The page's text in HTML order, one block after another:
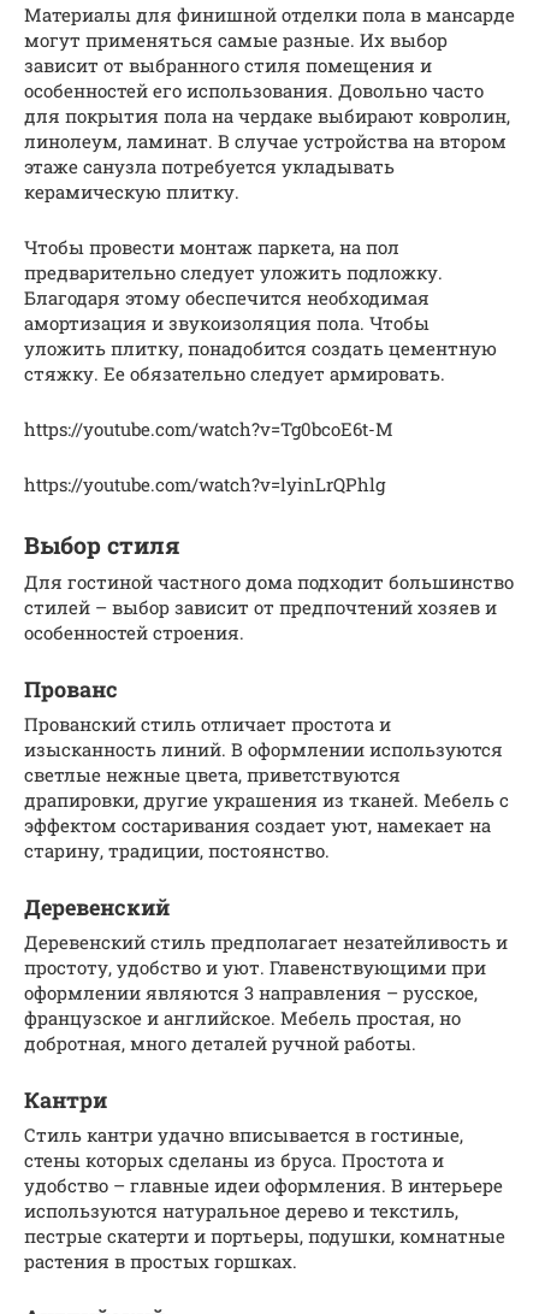
Материалы для финишной отделки пола в мансарде
могут применяться самые разные. Их выбор
зависит от выбранного стиля помещения и
особенностей его использования. Довольно часто
для покрытия пола на чердаке выбирают ковролин,
линолеум, ламинат. В случае устройства на втором
этаже санузла потребуется укладывать
керамическую плитку.
Чтобы провести монтаж паркета, на пол
предварительно следует уложить подложку.
Благодаря этому обеспечится необходимая
амортизация и звукоизоляция пола. Чтобы
уложить плитку, понадобится создать цементную
стяжку. Ее обязательно следует армировать.
https://youtube.com/watch?v=Tg0bcoE6t-M
https://youtube.com/watch?v=lyinLrQPhlg
Выбор стиля
Для гостиной частного дома подходит большинство
стилей – выбор зависит от предпочтений хозяев и
особенностей строения.
Прованс
Прованский стиль отличает простота и
изысканность линий. В оформлении используются
светлые нежные цвета, приветствуются
драпировки, другие украшения из тканей. Мебель с
эффектом состаривания создает уют, намекает на
старину, традиции, постоянство.
Деревенский
Деревенский стиль предполагает незатейливость и
простоту, удобство и уют. Главенствующими при
оформлении являются 3 направления – русское,
французское и английское. Мебель простая, но
добротная, много деталей ручной работы.
Кантри
Стиль кантри удачно вписывается в гостиные,
стены которых сделаны из бруса. Простота и
удобство – главные идеи оформления. В интерьере
используются натуральное дерево и текстиль,
пестрые скатерти и портьеры, подушки, комнатные
растения в простых горшках.